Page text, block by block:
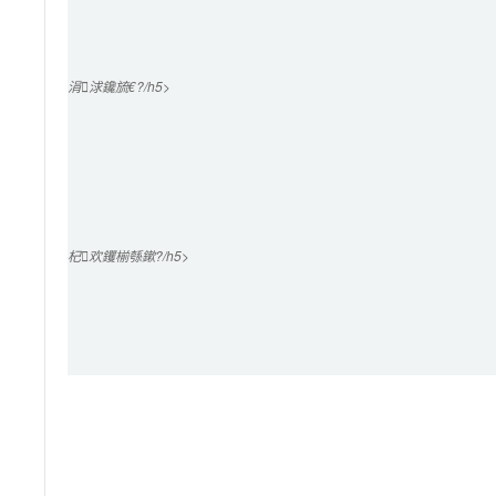
涓浗鑱旈€?/h5>
杞欢钁椾綔鏉?/h5>